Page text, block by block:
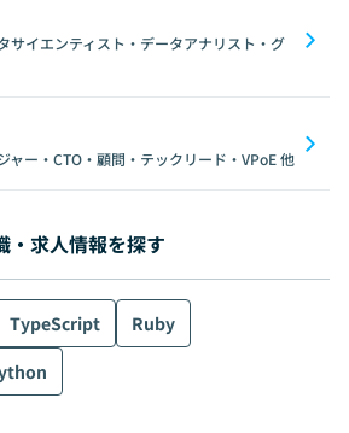
サイエンティスト・データアナリスト・グ
ャー・CTO・顧問・テックリード・VPoE他
・求人情報を探す
TypeScript
Ruby